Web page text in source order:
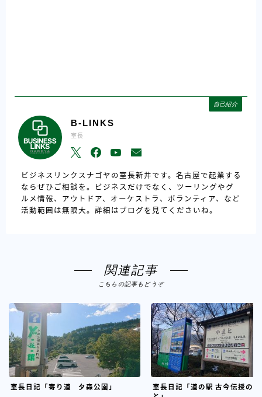
自己紹介
B-LINKS
室長
ビジネスリンクスナゴヤの室長新井です。名古屋で起業する
ならぜひご相談を。ビジネスだけでなく、ツーリングやグ
ルメ情報、アウトドア、オーケストラ、ボランティア、など
活動範囲は無限大。詳細はブログを見てくださいね。
関連記事
こちらの記事もどうぞ
室長日記「寄り道 夕森公園」
室長日記「道の駅 古今伝授の